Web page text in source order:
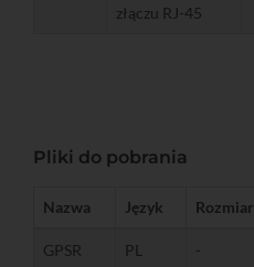
złączu RJ-45
Pliki do pobrania
Nazwa Język Rozmiar
GPSR PL -